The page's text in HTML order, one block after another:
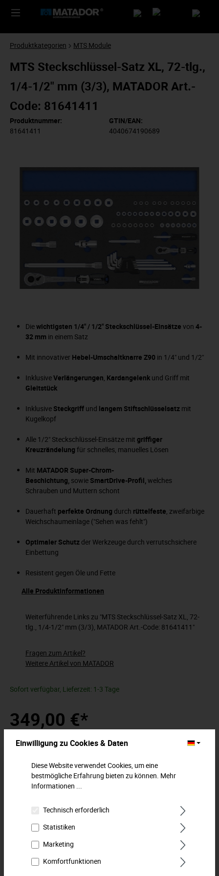
Produktkategorien MTS Module
MTS Steckschlüssel-Satz XL, 72-tlg.,
1/4-1/2" mm (3/3), MATADOR Art.-
Code: 81641411
Produktnummer:
81641411
GTIN/EAN:
4040674190689
Diewichtigsten 1/4" / 1/2" Steckschlüssel-Einsätze von 4-
32 mm in einem Satz
Mit innovativer Hebel-Umschaltknarre Z90 in 1/4" und 1/2"
InklusiveVerlängerungen Kardangelenk und Griff mit
Gleitstück
Inklusive Steckgriff und langem Stiftschlüsselsatz mit
Kugelkopf
Alle 1/2" Steckschlüssel-Einsätze mit griffiger
Kreuzrändelung für schnelles, manuelles Lösen
Mit MATADOR Super-Chrom-
Beschichtung, sowie SmartDrive-Profil, welches
Schrauben und Muttern schont
Dauerhaft perfekte Ordnung durch rüttelfeste , zweifarbige
Weichschaumeinlage ("Sehen was fehlt")
Optimaler Schutz der Werkzeuge durch verrutschsichere
Einbettung
Resistent gegen Öle und Fette
Alle Produktinformationen
Weiterführende Links zu "MTS Steckschlüssel-Satz XL, 72-
tlg., 1/4-1/2" mm (3/3), MATADOR Art.-Code: 81641411"
Fragen zum Artikel?
Weitere Artikel von MATADOR
Sofort verfügbar, Lieferzeit: 1-3 Tage
349,00 €*
Zum Merkzettel hinzufügen
Beschreibung
Unsere Klassiker in perfekter Ordnung.Bestens organisiert
mit den zweifarbigen MTS-Modulen.Das MATADOR MTS-
Modul mit dem 72-…
Einwilligung zu Cookies & Daten
Diese Website verwendet Cookies, um eine
bestmögliche Erfahrung bieten zu können. Mehr
Informationen ...
Technisch erforderlich
Statistiken
Marketing
Komfortfunktionen